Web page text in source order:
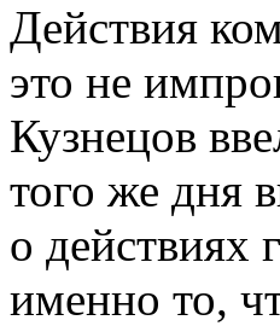
Действия
это не
Кузнецов
того же дня
о действиях
именно то,